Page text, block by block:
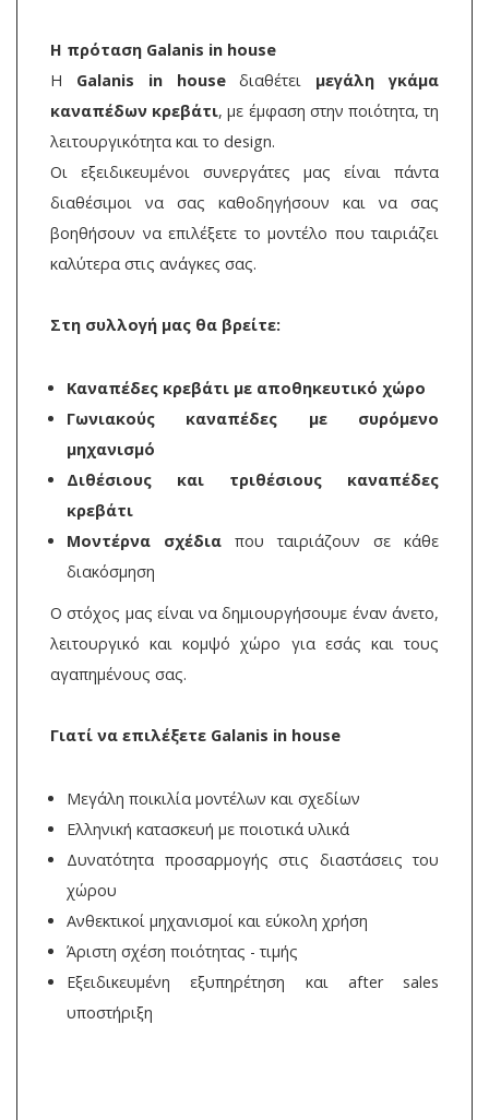
Η πρόταση Galanis in house
Η Galanis in houseδιαθέτει μεγάλη γκάμα
καναπέδων κρεβάτι, με έμφαση στην ποιότητα, τη
λειτουργικότητα και το design.
Οι εξειδικευμένοι συνεργάτες μας είναι πάντα
διαθέσιμοι να σας καθοδηγήσουν και να σας
βοηθήσουν να επιλέξετε το μοντέλο που ταιριάζει
καλύτερα στις ανάγκες σας.
Στη συλλογή μας θα βρείτε:
Καναπέδες κρεβάτι με αποθηκευτικό χώρο
Γωνιακούς καναπέδες με συρόμενο
μηχανισμό
Διθέσιους και τριθέσιους καναπέδες
κρεβάτι
Μοντέρνα σχέδια που ταιριάζουν σε κάθε
διακόσμηση
Ο στόχος μας είναι να δημιουργήσουμε έναν άνετο,
λειτουργικό και κομψό χώρο για εσάς και τους
αγαπημένους σας.
Γιατί να επιλέξετε Galanis in house
Μεγάλη ποικιλία μοντέλων και σχεδίων
Ελληνική κατασκευή με ποιοτικά υλικά
Δυνατότητα προσαρμογής στις διαστάσεις του
χώρου
Ανθεκτικοί μηχανισμοί και εύκολη χρήση
Άριστη σχέση ποιότητας - τιμής
Εξειδικευμένη εξυπηρέτηση και after sales
υποστήριξη